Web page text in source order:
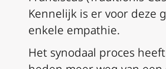
Kennelijk is er voor deze
enkele empathie.
Het synodaal proces